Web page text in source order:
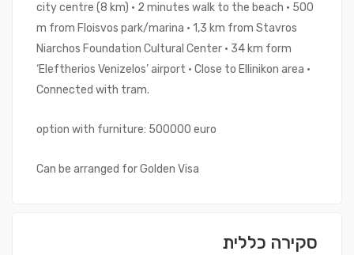
city centre (8 km) • 2 minutes walk to the beach • 500
m from Floisvos park/marina • 1,3 km from Stavros
Niarchos Foundation Cultural Center • 34 km form
‘Eleftherios Venizelos’ airport • Close to Ellinikon area •
Connected with tram.
option with furniture: 500000 euro
Can be arranged for Golden Visa
סקירה כללית